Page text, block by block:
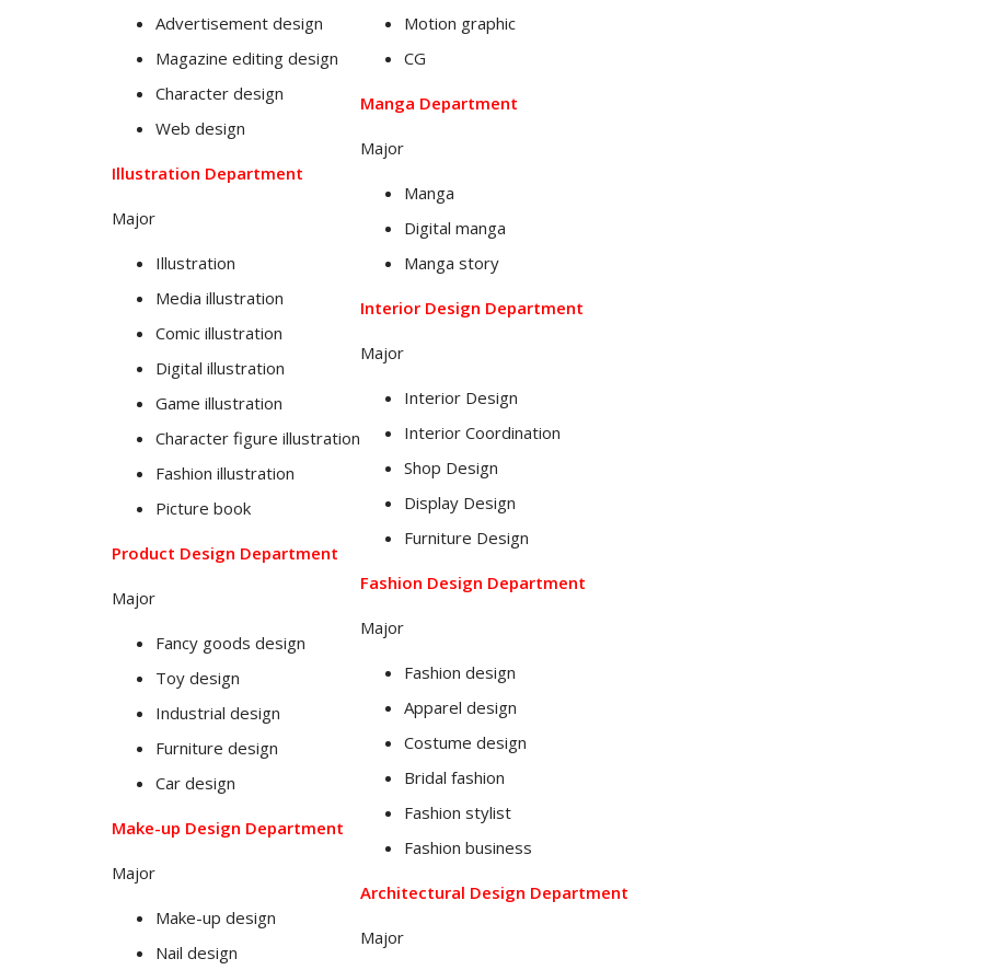
Advertisement design
Magazine editing design
Character design
Web design
Illustration Department
Major
Illustration
Media illustration
Comic illustration
Digital illustration
Game illustration
Character figure illustration
Fashion illustration
Picture book
Product Design Department
Major
Fancy goods design
Toy design
Industrial design
Furniture design
Car design
Make-up Design Department
Major
Make-up design
Nail design
Motion graphic
CG
Manga Department
Major
Manga
Digital manga
Manga story
Interior Design Department
Major
Interior Design
Interior Coordination
Shop Design
Display Design
Furniture Design
Fashion Design Department
Major
Fashion design
Apparel design
Costume design
Bridal fashion
Fashion stylist
Fashion business
Architectural Design Department
Major